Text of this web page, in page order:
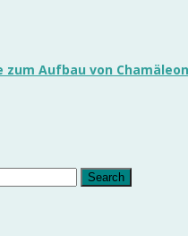
zum Aufbau von